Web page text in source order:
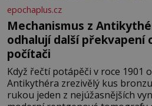
epochaplus.cz
Mechanismus z
odhalují další překvapení
počítači
Když řečtí potápěči v roce 1901
Antikythéra zrezivělý kus
rukou jeden z nejúžasnějších